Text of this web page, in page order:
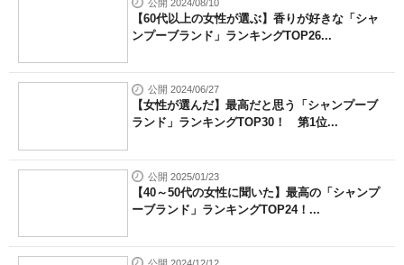
公開 2024/08/10
【60代以上の女性が選ぶ】香りが好きな「シャ
ンプーブランド」ランキングTOP26...
公開 2024/06/27
【女性が選んだ】最高だと思う「シャンプーブ
ランド」ランキングTOP30！ 第1位...
公開 2025/01/23
【40～50代の女性に聞いた】最高の「シャンプ
ーブランド」ランキングTOP24！...